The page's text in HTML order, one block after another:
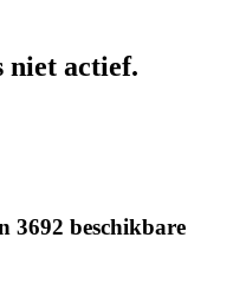
niet actief.
3692 beschikbare